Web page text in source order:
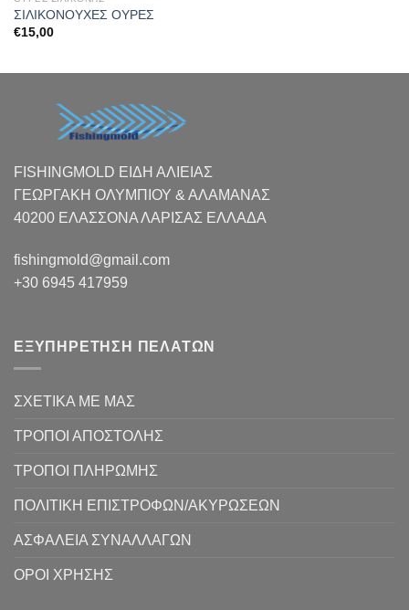
ΣΙΛΙΚΟΝΟΥΧΕΣ ΟΥΡΕΣ
€15,00
FISHINGMOLD ΕΙΔΗ ΑΛΙΕΙΑΣ
ΓΕΩΡΓΑΚΗ ΟΛΥΜΠΙΟΥ & ΑΛΑΜΑΝΑΣ
40200 ΕΛΑΣΣΟΝΑ ΛΑΡΙΣΑΣ EΛΛΑΔΑ
fishingmold@gmail.com
+30 6945 417959
ΕΞΥΠΗΡΕΤΗΣΗ ΠΕΛΑΤΩΝ
ΣΧΕΤΙΚΑ ΜΕ ΜΑΣ
ΤΡΟΠΟΙ ΑΠΟΣΤΟΛΗΣ
ΤΡΟΠΟΙ ΠΛΗΡΩΜΗΣ
ΠΟΛΙΤΙΚΗ ΕΠΙΣΤΡΟΦΩΝ/ΑΚΥΡΩΣΕΩΝ
ΑΣΦΑΛΕΙΑ ΣΥΝΑΛΛΑΓΩΝ
ΟΡΟΙ ΧΡΗΣΗΣ